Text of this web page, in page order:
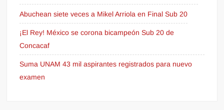
Abuchean siete veces a Mikel Arriola en Final Sub 20
¡El Rey! México se corona bicampeón Sub 20 de
Concacaf
Suma UNAM 43 mil aspirantes registrados para nuevo
examen